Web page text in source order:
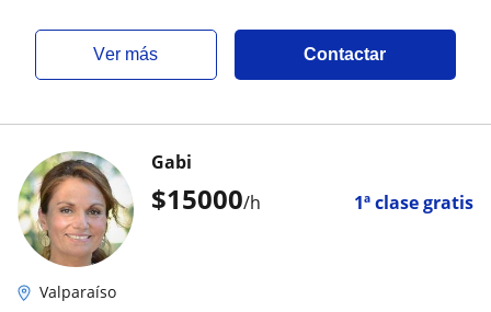
ver más Contactar
$15000/h 1ª clase gratis
Gabi
Valparaíso